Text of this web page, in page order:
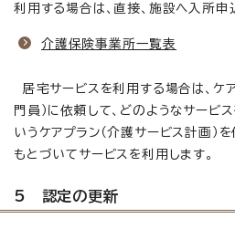
利用する場合は、直接、施設へ入所申
介護保険事業所一覧表
居宅サービスを利用する場合は、ケ
門員）に依頼して、どのようなサービ
いうケアプラン（介護サービス計画）
もとづいてサービスを利用します。
5 認定の更新